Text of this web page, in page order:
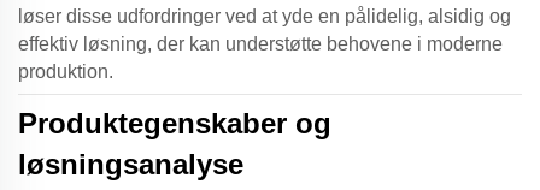
løser disse udfordringer ved at yde en pålidelig, alsidig og
effektiv løsning, der kan understøtte behovene i moderne
produktion.
Produktegenskaber og
løsningsanalyse